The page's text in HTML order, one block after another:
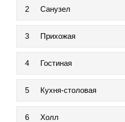
2 Санузел
3 Прихожая
4 Гостиная
5 Кухня-столовая
6 Холл